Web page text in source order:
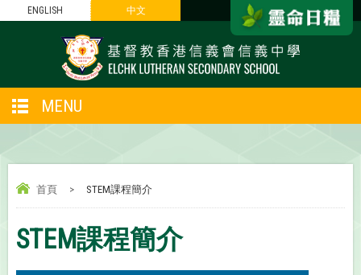
ENGLISH 中文
MENU
首頁 > STEM課程簡介
STEM課程簡介